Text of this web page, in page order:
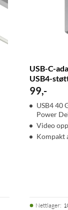
USB-C-
USB4-
99,-
USB4 40
Power
Video
Kompakt
Nettlager: